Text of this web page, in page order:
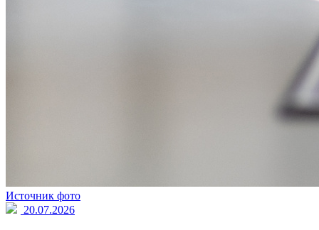
Источник фото
20.07.2026